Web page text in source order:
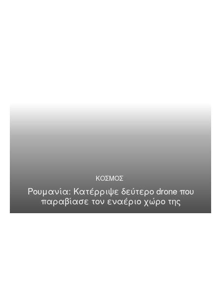
ΚΟΣΜΟΣ
Ρουμανία: Κατέρριψε δεύτερο drone που
παραβίασε τον εναέριο χώρο της